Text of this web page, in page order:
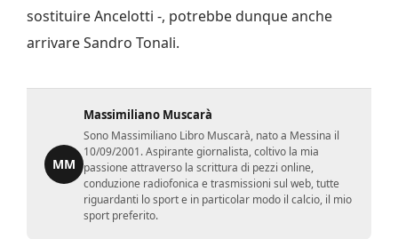
sostituire Ancelotti -, potrebbe dunque anche
arrivare Sandro Tonali.
MM
Massimiliano Muscarà
Sono Massimiliano Libro Muscarà, nato a Messina il
10/09/2001. Aspirante giornalista, coltivo la mia
passione attraverso la scrittura di pezzi online,
conduzione radiofonica e trasmissioni sul web, tutte
riguardanti lo sport e in particolar modo il calcio, il mio
sport preferito.